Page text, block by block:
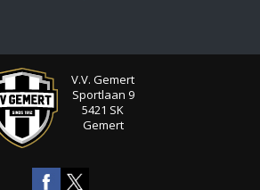
V.V. Gemert
Sportlaan 9
5421 SK
Gemert